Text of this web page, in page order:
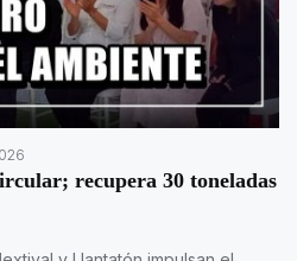
recupera 30 toneladas